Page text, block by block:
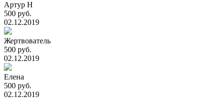
Артур Н
500 руб.
02.12.2019
Жертвователь
500 руб.
02.12.2019
Елена
500 руб.
02.12.2019